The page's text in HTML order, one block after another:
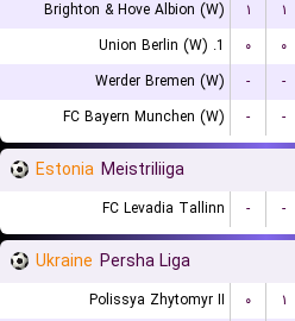
Brighton & Hove Albion (W)
۱ ۱
1. Union Berlin (W)
۰ ۰
Werder Bremen (W)
- -
FC Bayern Munchen (W)
- -
Estonia Meistriliiga
FC Levadia Tallinn - -
Ukraine Persha Liga
Polissya Zhytomyr II ۰ ۱